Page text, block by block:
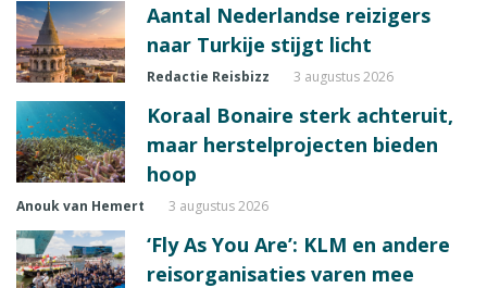
Aantal Nederlandse reizigers
naar Turkije stijgt licht
Redactie Reisbizz 3 augustus 2026
Koraal Bonaire sterk achteruit,
maar herstelprojecten bieden
hoop
Anouk van Hemert 3 augustus 2026
‘Fly As You Are’: KLM en andere
reisorganisaties varen mee